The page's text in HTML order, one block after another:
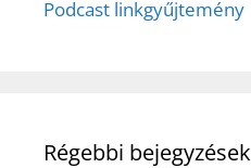
Podcast linkgyűjtemény
Régebbi bejegyzések